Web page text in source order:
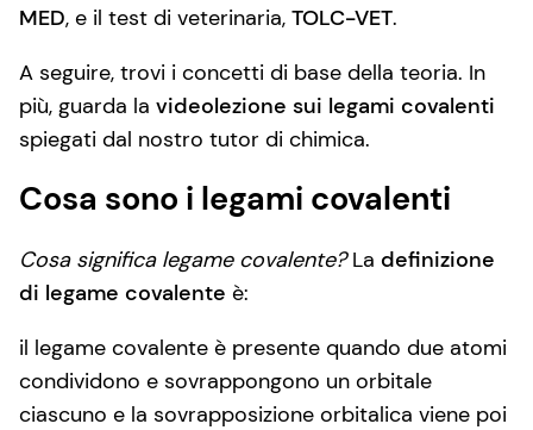
MED, e il test di veterinaria, TOLC-VET.
A seguire, trovi i concetti di base della teoria. In
più, guarda la videolezione sui legami covalenti
spiegati dal nostro tutor di chimica.
Cosa sono i legami covalenti
Cosa significa legame covalente?La definizione
di legame covalente è:
il legame covalente è presente quando due atomi
condividono e sovrappongono un orbitale
ciascuno e la sovrapposizione orbitalica viene poi